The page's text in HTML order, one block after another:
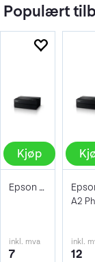
Populært
Kjøp
Epson SureColor SC-P700
inkl. mva
7
inkl.
12